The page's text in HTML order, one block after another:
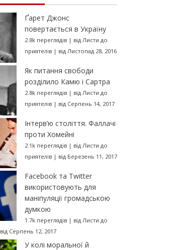
Ґарет Джонс
повертається в Україну
2.8k переглядів| від Листи до
приятелів| від Листопад 28, 2016
Як питання свободи
розділило Камю і Сартра
2.8k переглядів| від Листи до
приятелів| від Серпень 14, 2017
Інтерв’ю століття. Фаллачі
проти Хомейні
2.1k переглядів| від Листи до
приятелів| від Березень 11, 2017
Facebook та Twitter
використовують для
маніпуляції громадською
думкою
1.7k переглядів| від Листи до
від Серпень 12, 2017
У колі моральної й